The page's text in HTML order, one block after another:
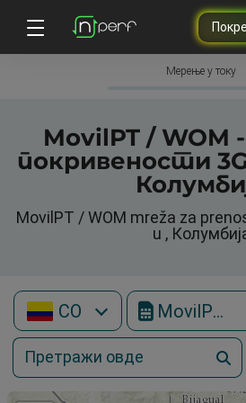
Мерење у току
MovilPT / WOM
покривености
MovilPT / WOM mreža za
u ,
CO MovilPT / WOM